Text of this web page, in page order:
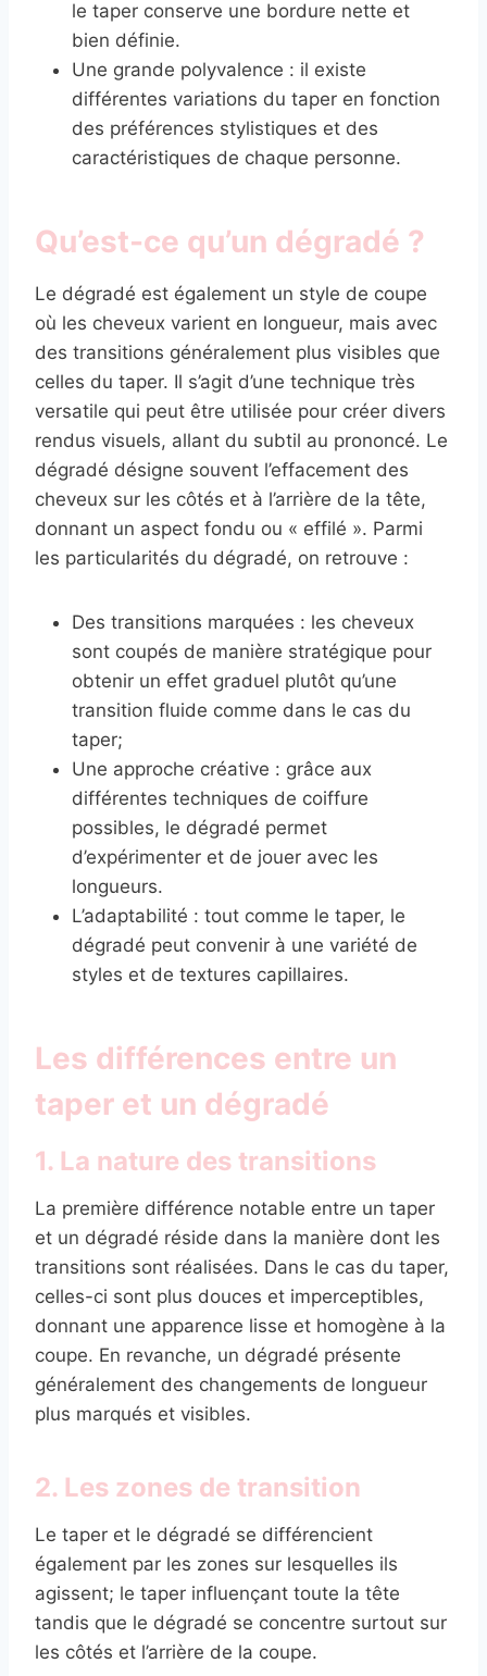
le taper conserve une bordure nette et
bien définie.
Une grande polyvalence : il existe
différentes variations du taper en fonction
des préférences stylistiques et des
caractéristiques de chaque personne.
Qu’est-ce qu’un dégradé ?
Le dégradé est également un style de coupe
où les cheveux varient en longueur, mais avec
des transitions généralement plus visibles que
celles du taper. Il s’agit d’une technique très
versatile qui peut être utilisée pour créer divers
rendus visuels, allant du subtil au prononcé. Le
dégradé désigne souvent l’effacement des
cheveux sur les côtés et à l’arrière de la tête,
donnant un aspect fondu ou « effilé ». Parmi
les particularités du dégradé, on retrouve :
Des transitions marquées : les cheveux
sont coupés de manière stratégique pour
obtenir un effet graduel plutôt qu’une
transition fluide comme dans le cas du
taper;
Une approche créative : grâce aux
différentes techniques de coiffure
possibles, le dégradé permet
d’expérimenter et de jouer avec les
longueurs.
L’adaptabilité : tout comme le taper, le
dégradé peut convenir à une variété de
styles et de textures capillaires.
Les différences entre un
taper et un dégradé
1. La nature des transitions
La première différence notable entre un taper
et un dégradé réside dans la manière dont les
transitions sont réalisées. Dans le cas du taper,
celles-ci sont plus douces et imperceptibles,
donnant une apparence lisse et homogène à la
coupe. En revanche, un dégradé présente
généralement des changements de longueur
plus marqués et visibles.
2. Les zones de transition
Le taper et le dégradé se différencient
également par les zones sur lesquelles ils
agissent; le taper influençant toute la tête
tandis que le dégradé se concentre surtout sur
les côtés et l’arrière de la coupe.